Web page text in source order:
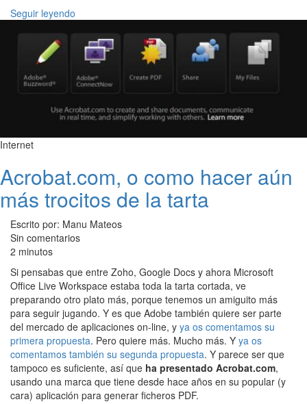
Seguir leyendo
Internet
Acrobat.com, o como hacer aún
más trocitos de la tarta
Escrito por: Manu Mateos
Sin comentarios
2 minutos
Si pensabas que entre Zoho, Google Docs y ahora Microsoft
Office Live Workspace estaba toda la tarta cortada, ve
preparando otro plato más, porque tenemos un amiguito más
para seguir jugando. Y es que Adobe también quiere ser parte
del mercado de aplicaciones on-line, y ya os comentamos su
primera propuesta. Pero quiere más. Mucho más. Y ya os
comentamos también su segunda propuesta. Y parece ser que
tampoco es suficiente, así que ha presentado Acrobat.com,
usando una marca que tiene desde hace años en su popular (y
cara) aplicación para generar ficheros PDF.